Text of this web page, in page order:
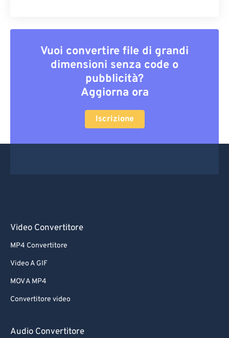
Vuoi convertire file di grandi
dimensioni senza code o
pubblicità?
Aggiorna ora
Iscrizione
Video Convertitore
MP4 Convertitore
Video A GIF
MOV A MP4
Convertitore video
Audio Convertitore